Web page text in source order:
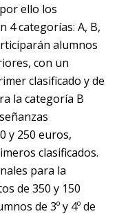
ello los
4 categorías: A, B,
alumnos
con un
clasificado y de
la categoría B
y 250 euros,
clasificados.
para la
de 350 y 150
de 3º y 4º de